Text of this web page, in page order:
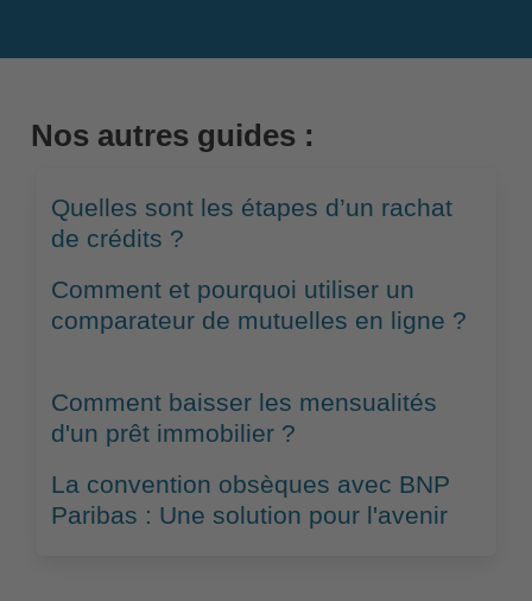
Nos autres guides :
Quelles sont les étapes d’un rachat
de crédits ?
Comment et pourquoi utiliser un
comparateur de mutuelles en ligne ?
Comment baisser les mensualités
d'un prêt immobilier ?
La convention obsèques avec BNP
Paribas : Une solution pour l'avenir